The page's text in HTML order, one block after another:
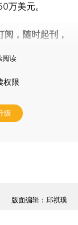
万美元。
阅 ，随时起刊，
阅读
权限
级
版面编辑：邱祺璞